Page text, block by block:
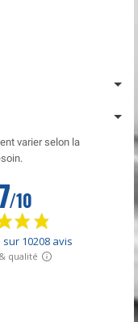
varier selon la